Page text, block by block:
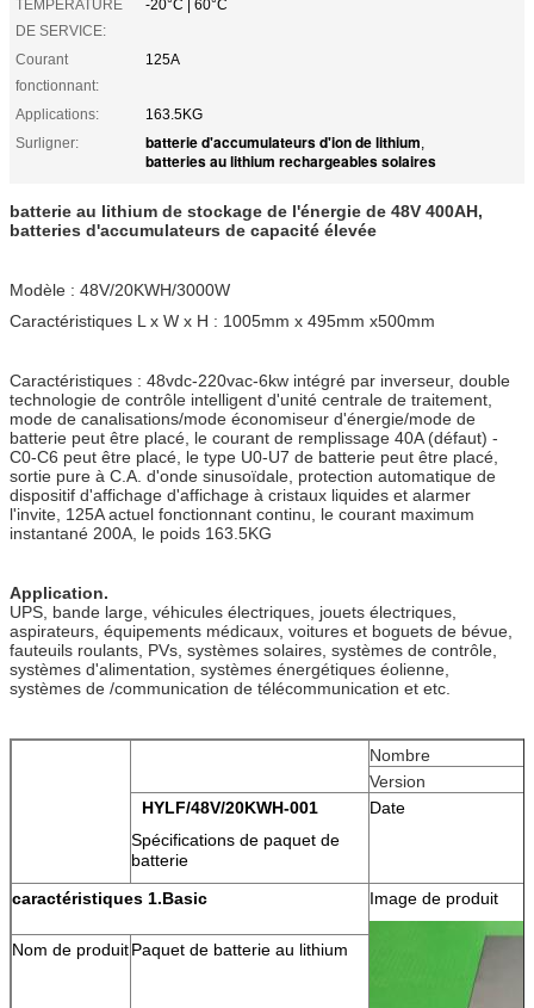
TEMPERATURE
DE SERVICE:
-20°C | 60°C
Courant
fonctionnant:
125A
Applications:
163.5KG
Surligner:
batterie d'accumulateurs d'ion de lithium,
batteries au lithium rechargeables solaires
batterie au lithium de stockage de l'énergie de 48V 400AH,
batteries d'accumulateurs de capacité élevée
Modèle : 48V/20KWH/3000W
Caractéristiques L x W x H : 1005mm x 495mm x500mm
Caractéristiques : 48vdc-220vac-6kw intégré par inverseur, double
technologie de contrôle intelligent d'unité centrale de traitement,
mode de canalisations/mode économiseur d'énergie/mode de
batterie peut être placé, le courant de remplissage 40A (défaut) -
C0-C6 peut être placé, le type U0-U7 de batterie peut être placé,
sortie pure à C.A. d'onde sinusoïdale, protection automatique de
dispositif d'affichage d'affichage à cristaux liquides et alarmer
l'invite, 125A actuel fonctionnant continu, le courant maximum
instantané 200A, le poids 163.5KG
Application.
UPS, bande large, véhicules électriques, jouets électriques,
aspirateurs, équipements médicaux, voitures et boguets de bévue,
fauteuils roulants, PVs, systèmes solaires, systèmes de contrôle,
systèmes d'alimentation, systèmes énergétiques éolienne,
systèmes de /communication de télécommunication et etc.
Nombre
Version
HYLF/48V/20KWH-001
Spécifications de paquet de
batterie
Date
caractéristiques 1.Basic Image de produit
Nom de produitPaquet de batterie au lithium